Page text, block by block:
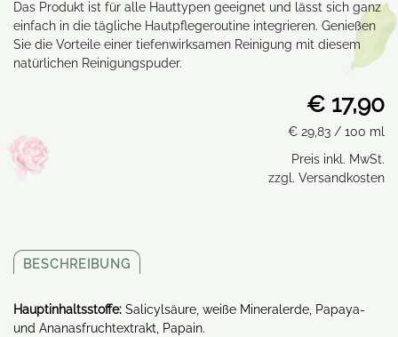
Das Produkt ist für alle Hauttypen geeignet und lässt sich ganz
einfach in die tägliche Hautpflegeroutine integrieren. Genießen
Sie die Vorteile einer tiefenwirksamen Reinigung mit diesem
natürlichen Reinigungspuder.
€ 17,90
€ 29,83 / 100 ml
Preis inkl. MwSt.
zzgl. Versandkosten
BESCHREIBUNG
Hauptinhaltsstoffe: Salicylsäure, weiße Mineralerde, Papaya-
und Ananasfruchtextrakt, Papain.